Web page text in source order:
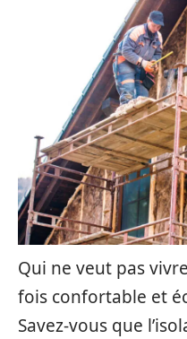
Qui ne veut pas
fois confortable et
Savez-vous que